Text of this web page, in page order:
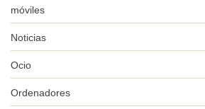
móviles
Noticias
Ocio
Ordenadores